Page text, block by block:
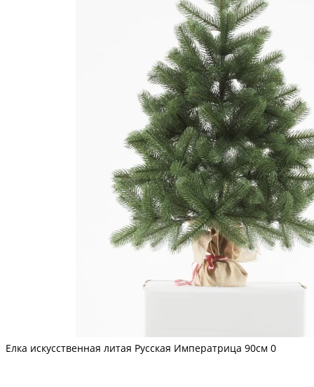
Елка искусственная литая Русская Императрица 90см 0